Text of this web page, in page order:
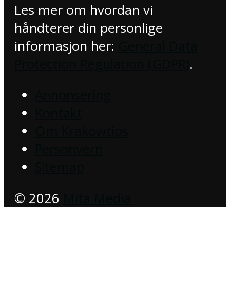
Les mer om hvordan vi
håndterer din personlige
informasjon her:
.
© 2026